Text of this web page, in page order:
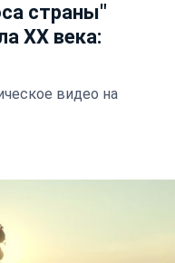
страны"
XX века:
видео на